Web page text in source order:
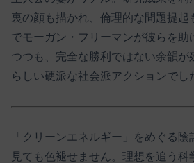
裏の顔も描かれ、倫理的な問題提起
でモーガン・フリーマンが彼らを助
つつも、完全な勝利ではない余韻が
らしい硬派な社会派アクションで
「クリーンエネルギー」をめぐる
見ても色褪せません。理想を追う科